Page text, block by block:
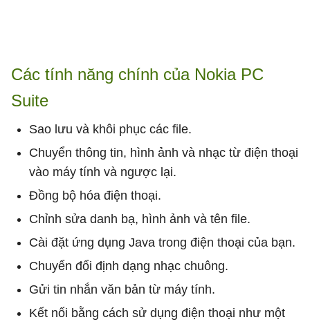
Các tính năng chính của Nokia PC
Suite
Sao lưu và khôi phục các file.
Chuyển thông tin, hình ảnh và nhạc từ điện thoại
vào máy tính và ngược lại.
Đồng bộ hóa điện thoại.
Chỉnh sửa danh bạ, hình ảnh và tên file.
Cài đặt ứng dụng Java trong điện thoại của bạn.
Chuyển đổi định dạng nhạc chuông.
Gửi tin nhắn văn bản từ máy tính.
Kết nối bằng cách sử dụng điện thoại như một